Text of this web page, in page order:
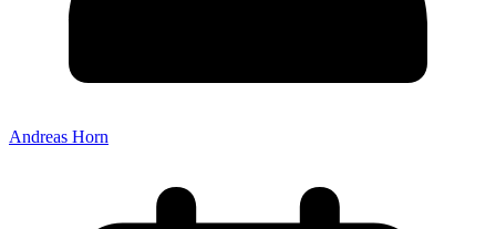
Andreas Horn